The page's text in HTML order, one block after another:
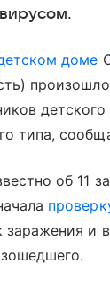
доме
типа,
об 11
заражения и